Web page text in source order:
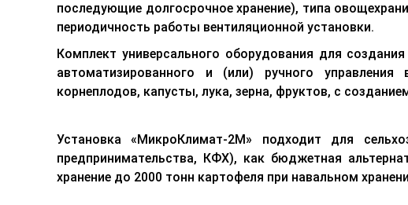
последующие долгосрочное хранение), типа
периодичность работы вентиляционной установки.
Комплект универсального оборудования для
автоматизированного и (или) ручного управления
корнеплодов, капусты, лука, зерна, фруктов, с
Установка «МикроКлимат-2М» подходит для
предпринимательства, КФХ), как бюджетная
хранение до 2000 тонн картофеля при навальном